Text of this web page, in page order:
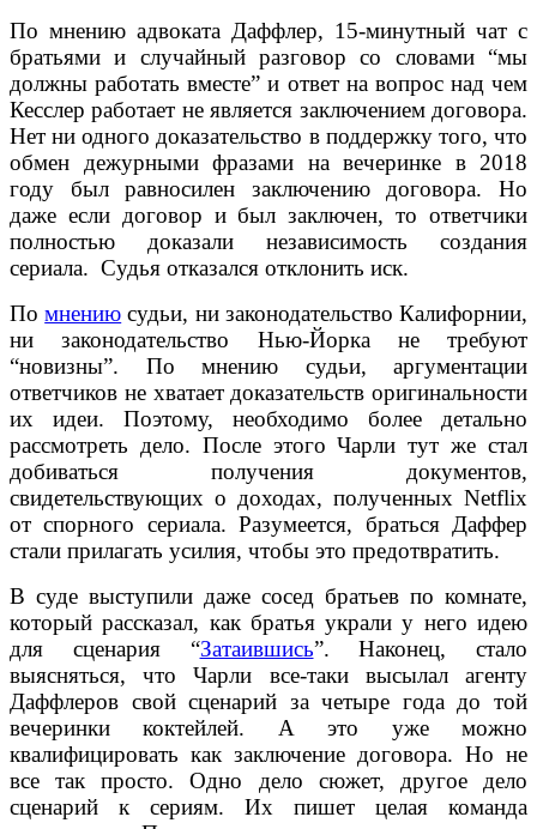
По мнению адвоката Даффлер, 15-минутный чат с
братьями и случайный разговор со словами “мы
должны работать вместе” и ответ на вопрос над чем
Кесслер работает не является заключением договора.
Нет ни одного доказательство в поддержку того, что
обмен дежурными фразами на вечеринке в 2018
году был равносилен заключению договора. Но
даже если договор и был заключен, то ответчики
полностью доказали независимость создания
сериала. Судья отказался отклонить иск.
Помнению судьи, ни законодательство Калифорнии,
ни законодательство Нью-Йорка не требуют
“новизны”. По мнению судьи, аргументации
ответчиков не хватает доказательств оригинальности
их идеи. Поэтому, необходимо более детально
рассмотреть дело. После этого Чарли тут же стал
добиваться получения документов,
свидетельствующих о доходах, полученных Netflix
от спорного сериала. Разумеется, браться Даффер
стали прилагать усилия, чтобы это предотвратить.
В суде выступили даже сосед братьев по комнате,
который рассказал, как братья украли у него идею
для сценария “Затаившись”. Наконец, стало
выясняться, что Чарли все-таки высылал агенту
Даффлеров свой сценарий за четыре года до той
вечеринки коктейлей. А это уже можно
квалифицировать как заключение договора. Но не
все так просто. Одно дело сюжет, другое дело
сценарий к сериям. Их пишет целая команда